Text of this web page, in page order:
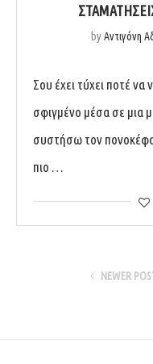
byΑντιγόνη
Σου έχει τύχει ποτέ να
σφιγμένο μέσα σε μια
συστήσω τον
πιο …
NEWER